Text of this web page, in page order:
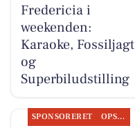
Fredericia i
weekenden:
Karaoke, Fossiljagt
og
Superbiludstilling
SPONSORERET OPSLAGSTAVLEN